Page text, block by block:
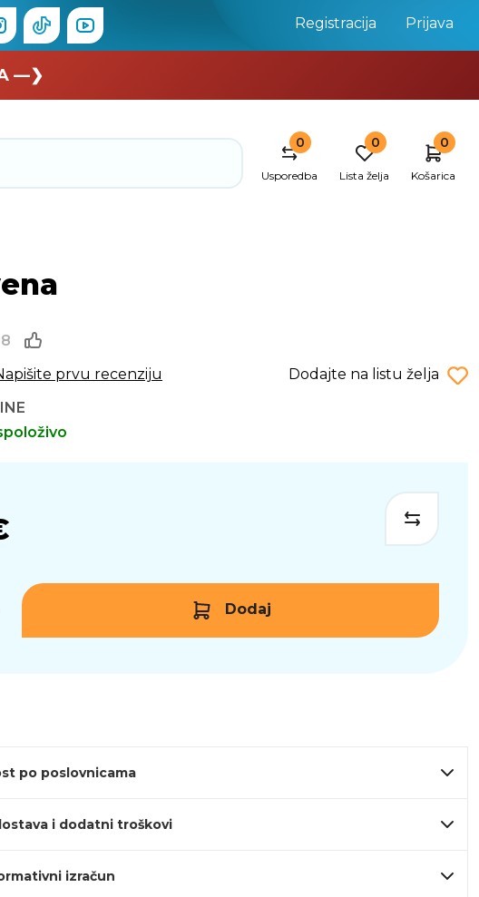
Registracija Prijava
—❯
0
Usporedba
0
Lista želja
0
Košarica
prvu recenziju
Dodajte na listu želja
Dodaj
po poslovnicama
i dodatni troškovi
izračun